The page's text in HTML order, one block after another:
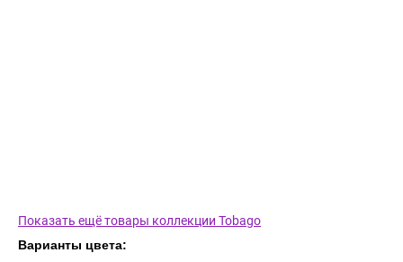
Показать ещё товары коллекции Tobago
Варианты цвета: